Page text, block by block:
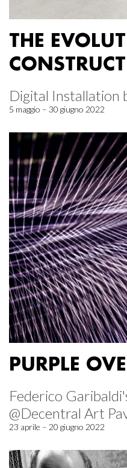
THE
Digital Installation
5 maggio – 30 giugno 2022
PURPLE
Federico
@Decentral Art
23 aprile – 20 giugno 2022